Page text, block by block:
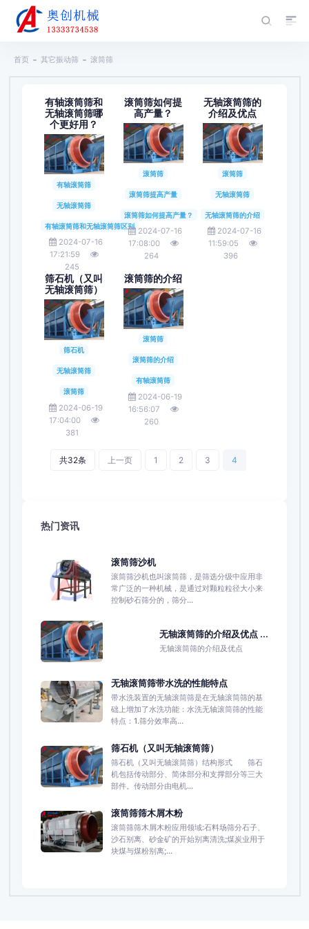
首页 其它振动筛 滚筒筛
有轴滚筒筛和
无轴滚筒筛哪
个更好用？
有轴滚筒筛
无轴滚筒筛
有轴滚筒筛和无轴滚筒筛区别
2024-07-16
17:21:59
245
滚筒筛如何提
高产量？
滚筒筛
滚筒筛提高产量
滚筒筛如何提高产量？
2024-07-16
17:08:00
264
无轴滚筒筛的
介绍及优点
滚筒筛
无轴滚筒筛
无轴滚筒筛的介绍
2024-07-16
11:59:05
396
筛石机（又叫
无轴滚筒筛）
筛石机
无轴滚筒筛
滚筒筛
2024-06-19
17:04:00
381
滚筒筛的介绍
滚筒筛
滚筒筛的介绍
有轴滚筒筛
2024-06-19
16:56:07
260
共32条 上一页 1 2 3 4
热门资讯
滚筒筛沙机
滚筒筛沙机也叫滚筒筛，是筛选分级中应用非
常广泛的一种机械，是通过对颗粒粒径大小来
控制砂石筛分的，筛分...
无轴滚筒筛的介绍及优点 ...
无轴滚筒筛的介绍及优点
无轴滚筒筛带水洗的性能特点
带水洗装置的无轴滚筒筛是在无轴滚筒筛的基
础上增加了水洗功能：水洗无轴滚筒筛的性能
特点：1.筛分效率高...
筛石机（又叫无轴滚筒筛）
筛石机（又叫无轴滚筒筛）结构形式 筛石
机包括传动部分、简体部分和支撑部分等三大
部件。传动部分由电机...
滚筒筛筛木屑木粉
滚筒筛筛木屑木粉应用领域:石料场筛分石子、
沙石别离、砂金矿的开始别离清洗;煤炭业用于
块煤与煤粉别离;...